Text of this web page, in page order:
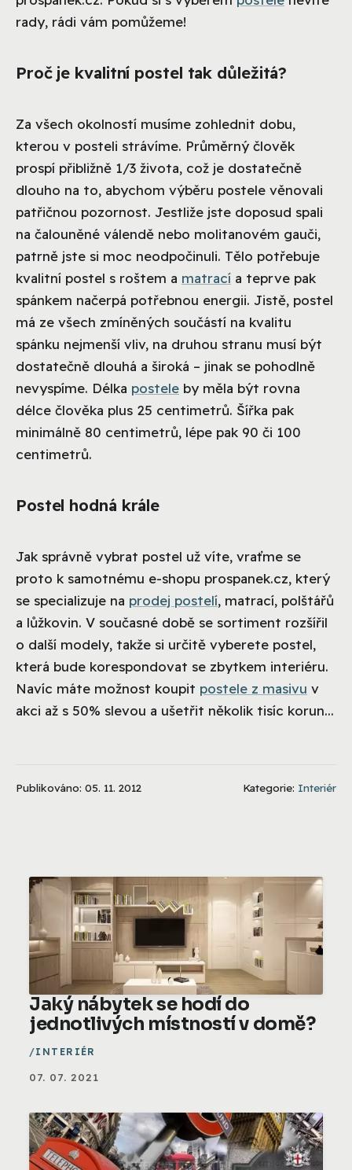
rady, rádi vám pomůžeme!
Proč je kvalitní postel tak důležitá?
Za všech okolností musíme zohlednit dobu,
kterou v posteli strávíme. Průměrný člověk
prospí přibližně 1/3 života, což je dostatečně
dlouho na to, abychom výběru postele věnovali
patřičnou pozornost. Jestliže jste doposud spali
na čalouněné válendě nebo molitanovém gauči,
patrně jste si moc neodpočinuli. Tělo potřebuje
kvalitní postel s roštem a matrací a teprve pak
spánkem načerpá potřebnou energii. Jistě, postel
má ze všech zmíněných součástí na kvalitu
spánku nejmenší vliv, na druhou stranu musí být
dostatečně dlouhá a široká – jinak se pohodlně
nevyspíme. Délka postele by měla být rovna
délce člověka plus 25 centimetrů. Šířka pak
minimálně 80 centimetrů, lépe pak 90 či 100
centimetrů.
Postel hodná krále
Jak správně vybrat postel už víte, vraťme se
proto k samotnému e-shopu prospanek.cz, který
se specializuje na prodej postelí, matrací, polštářů
a lůžkovin. V současné době se sortiment rozšířil
o další modely, takže si určitě vyberete postel,
která bude korespondovat se zbytkem interiéru.
Navíc máte možnost koupit postele z masivu v
akci až s 50% slevou a ušetřit několik tisíc korun...
Publikováno: 05. 11. 2012 Kategorie: Interiér
Jaký nábytek se hodí do
jednotlivých místností v domě?
INTERIÉR
07. 07. 2021